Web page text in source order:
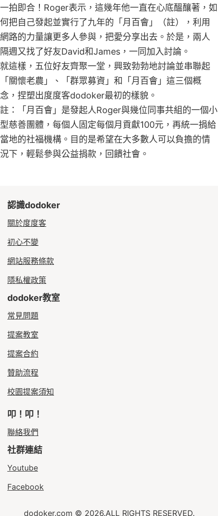
一拍即合！Roger表示，這幾年他一直在心底醞釀著，如
何把自己發起並實行了九年的「月百會」（註），利用
網路的力量讓更多人參與，把愛分享出去。於是，兩人
隔週又找了好友David和James，一同加入討論。
就這樣，五位好友齊聚一堂，興致勃勃地討論並串聯起
「關懷老農」、「群眾募資」和「月百會」這三個概
念，捏塑出度度客dodoker最初的樣貌。
註：「月百會」是發起人Roger與幾位同事共組的一個小
型慈善團體，每個人固定每個月貢獻100元，再統一捐給
當地的社福機構。目的是希望在大多數人可以負擔的情
況下，輕鬆參與公益捐款，回饋社會。
認識dodoker
關於度度客
初心不變
網站服務條款
隱私權政策
dodoker教室
常見問題
提案教室
提案合約
贊助流程
校園提案須知
叩！叩！
聯絡我們
社群連結
Youtube
Facebook
dodoker.com © 2026.ALL RIGHTS RESERVED.